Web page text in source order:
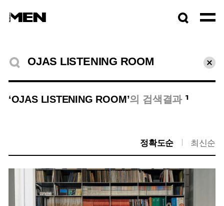
검색결과
초기
‘OJAS LISTENING ROOM’의 검색결과 1
정확도순 최신순